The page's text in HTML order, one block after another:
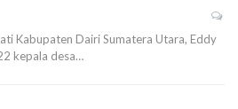
Kabupaten Dairi Sumatera Utara, Eddy
kepala desa…